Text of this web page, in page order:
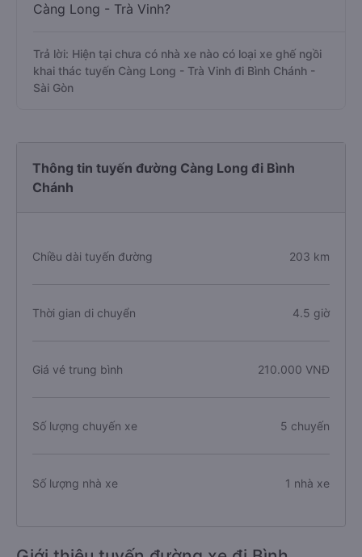
Càng Long - Trà Vinh?
Trả lời: Hiện tại chưa có nhà xe nào có loại xe ghế ngồi
khai thác tuyến Càng Long - Trà Vinh đi Bình Chánh -
Sài Gòn
Thông tin tuyến đường Càng Long đi Bình
Chánh
Chiều dài tuyến đường 203 km
Thời gian di chuyển 4.5 giờ
Giá vé trung bình 210.000 VNĐ
Số lượng chuyến xe 5 chuyến
Số lượng nhà xe 1 nhà xe